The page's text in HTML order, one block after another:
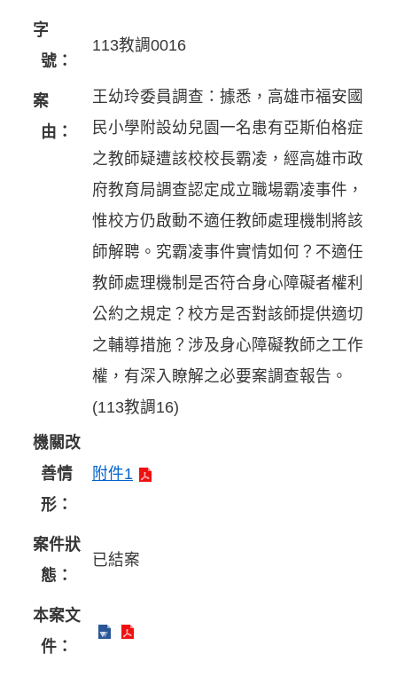
字
號：
113教調0016
案
由：
王幼玲委員調查：據悉，高雄市福安國
民小學附設幼兒園一名患有亞斯伯格症
之教師疑遭該校校長霸凌，經高雄市政
府教育局調查認定成立職場霸凌事件，
惟校方仍啟動不適任教師處理機制將該
師解聘。究霸凌事件實情如何？不適任
教師處理機制是否符合身心障礙者權利
公約之規定？校方是否對該師提供適切
之輔導措施？涉及身心障礙教師之工作
權，有深入瞭解之必要案調查報告。
(113教調16)
機關改
善情
形：
附件1
案件狀
態：
已結案
本案文
件：